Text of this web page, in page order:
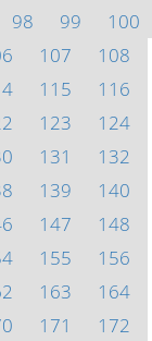
98 99
100
107
108
115
116
123
124
131
132
139
140
147
148
155
156
163
164
171
172